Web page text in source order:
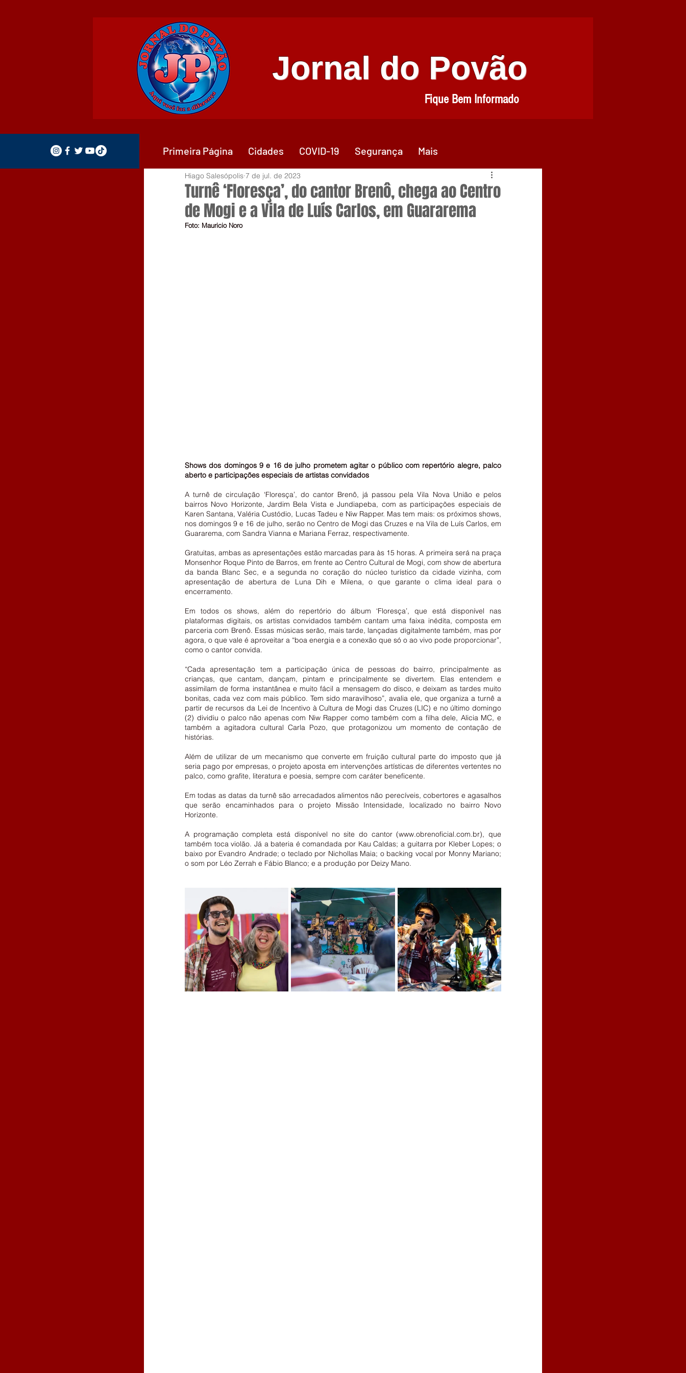
Jornal do Povão
Fique Bem Informado
Turnê ‘Floresça’, do cantor Brenô, chega ao Centro
de Mogi e a Vila de Luís Carlos, em Guararema
Hiago Salesópolis 7 de jul. de 2023
Foto: Mauricio Noro
Shows dos domingos 9 e 16 de julho prometem agitar o público com repertório alegre, palco
aberto e participações especiais de artistas convidados
A turnê de circulação ‘Floresça’, do cantor Brenô, já passou pela Vila Nova União e pelos
bairros Novo Horizonte, Jardim Bela Vista e Jundiapeba, com as participações especiais de
Karen Santana, Valéria Custódio, Lucas Tadeu e Niw Rapper. Mas tem mais: os próximos shows,
nos domingos 9 e 16 de julho, serão no Centro de Mogi das Cruzes e na Vila de Luís Carlos, em
Guararema, com Sandra Vianna e Mariana Ferraz, respectivamente.
Gratuitas, ambas as apresentações estão marcadas para às 15 horas. A primeira será na praça
Monsenhor Roque Pinto de Barros, em frente ao Centro Cultural de Mogi, com show de abertura
da banda Blanc Sec, e a segunda no coração do núcleo turístico da cidade vizinha, com
apresentação de abertura de Luna Dih e Milena, o que garante o clima ideal para o
encerramento.
Em todos os shows, além do repertório do álbum ‘Floresça’, que está disponível nas
plataformas digitais, os artistas convidados também cantam uma faixa inédita, composta em
parceria com Brenô. Essas músicas serão, mais tarde, lançadas digitalmente também, mas por
agora, o que vale é aproveitar a “boa energia e a conexão que só o ao vivo pode proporcionar”,
como o cantor convida.
“Cada apresentação tem a participação única de pessoas do bairro, principalmente as
crianças, que cantam, dançam, pintam e principalmente se divertem. Elas entendem e
assimilam de forma instantânea e muito fácil a mensagem do disco, e deixam as tardes muito
bonitas, cada vez com mais público. Tem sido maravilhoso”, avalia ele, que organiza a turnê a
partir de recursos da Lei de Incentivo à Cultura de Mogi das Cruzes (LIC) e no último domingo
(2) dividiu o palco não apenas com Niw Rapper como também com a filha dele, Alicia MC, e
também a agitadora cultural Carla Pozo, que protagonizou um momento de contação de
histórias.
Além de utilizar de um mecanismo que converte em fruição cultural parte do imposto que já
seria pago por empresas, o projeto aposta em intervenções artísticas de diferentes vertentes no
palco, como grafite, literatura e poesia, sempre com caráter beneficente.
Em todas as datas da turnê são arrecadados alimentos não perecíveis, cobertores e agasalhos
que serão encaminhados para o projeto Missão Intensidade, localizado no bairro Novo
Horizonte.
A programação completa está disponível no site do cantor (www.obrenoficial.com.br), que
também toca violão. Já a bateria é comandada por Kau Caldas; a guitarra por Kleber Lopes; o
baixo por Evandro Andrade; o teclado por Nichollas Maia; o backing vocal por Monny Mariano;
o som por Léo Zerrah e Fábio Blanco; e a produção por Deizy Mano.
Primeira Página Cidades COVID-19 Segurança Mais